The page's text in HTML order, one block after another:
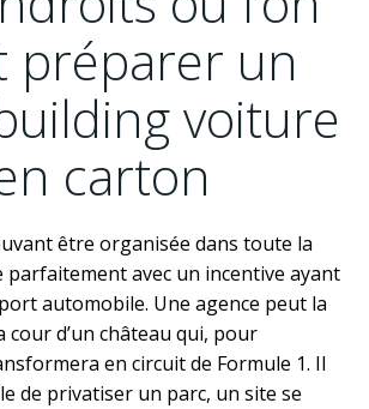
préparer un
voiture
carton
être organisée dans toute la
parfaitement avec un incentive ayant
automobile. Une agence peut la
cour d’un château qui, pour
en circuit de Formule 1. Il
de privatiser un parc, un site se